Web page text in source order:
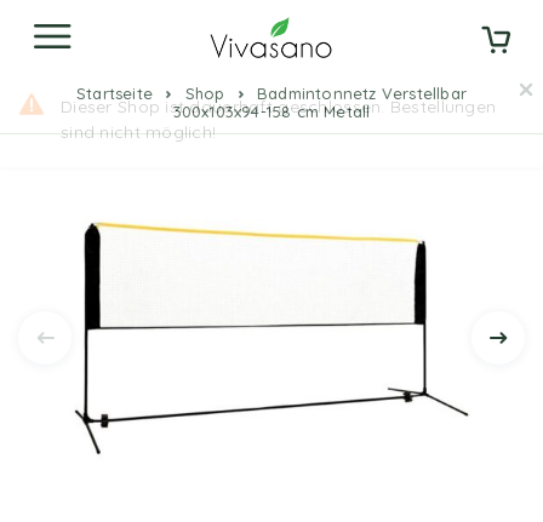
Startseite Shop
Badmintonnetz Verstellbar
300x103x94-158 cm Metall